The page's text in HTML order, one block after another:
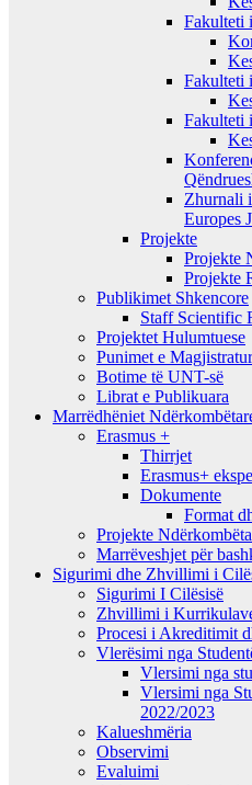
Fakulteti
Fakulteti
Fakulteti
Zhurnali
Europes
Projekte
Projekte
Projekte
Publikimet Shkencore
Staff Scientific
Projektet Hulumtuese
Punimet e
Botime të UNT-së
Librat e Publikuara
Marrëdhëniet
Erasmus +
Thirrjet
Erasmus+
Dokumente
Format
Projekte
Marrëveshjet për
Sigurimi dhe Zhvillimi i
Sigurimi I Cilësisë
Zhvillimi i
Procesi i Akreditimit
Vlerësimi nga
Vlersimi nga
Vlersimi nga
2022/2023
Kalueshmëria
Observimi
Evaluimi